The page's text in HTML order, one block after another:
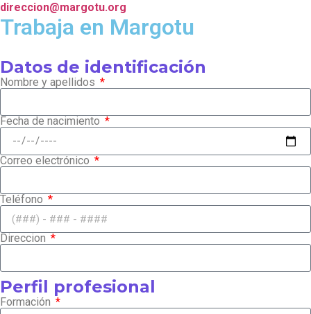
direccion@margotu.org
Trabaja en Margotu
Datos de identificación
Nombre y apellidos
Fecha de nacimiento
Correo electrónico
Teléfono
Direccion
Perfil profesional
Formación